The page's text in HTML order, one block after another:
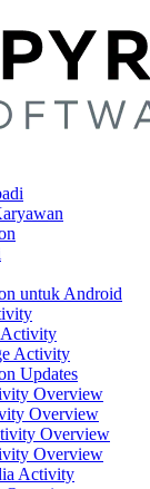
untuk Android
Activity
Activity
Updates
Overview
Overview
Overview
Overview
Activity